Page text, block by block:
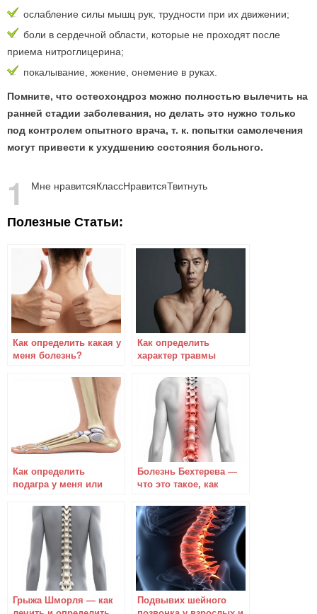
ослабление силы мышц рук, трудности при их движении;
боли в сердечной области, которые не проходят после
приема нитроглицерина;
покалывание, жжение, онемение в руках.
Помните, что остеохондроз можно полностью вылечить на
ранней стадии заболевания, но делать это нужно только
под контролем опытного врача, т. к. попытки самолечения
могут привести к ухудшению состояния больного.
1 Мне нравитсяКлассНравитсяТвитнуть
Полезные Статьи:
Как определить какая у
меня болезнь?
Как определить
характер травмы
Как определить
подагра у меня или
Болезнь Бехтерева —
что это такое, как
симптомы
Грыжа Шморля — как
Подвывих шейного